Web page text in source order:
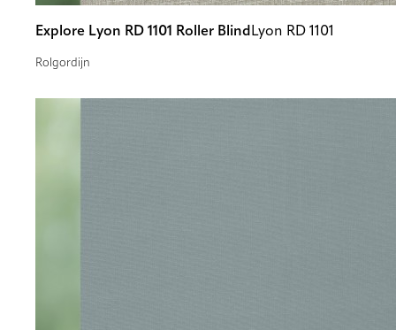
Explore Lyon RD 1101 Roller Blind Lyon RD 1101
Rolgordijn